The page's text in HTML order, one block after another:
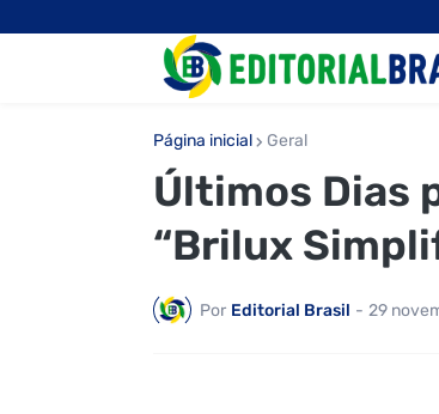
Página inicial Geral
Últimos Dias
“Brilux
Por Editorial Brasil - 29